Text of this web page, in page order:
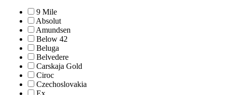
9 Mile
Absolut
Amundsen
Below 42
Beluga
Belvedere
Carskaja Gold
Ciroc
Czechoslovakia
Ex